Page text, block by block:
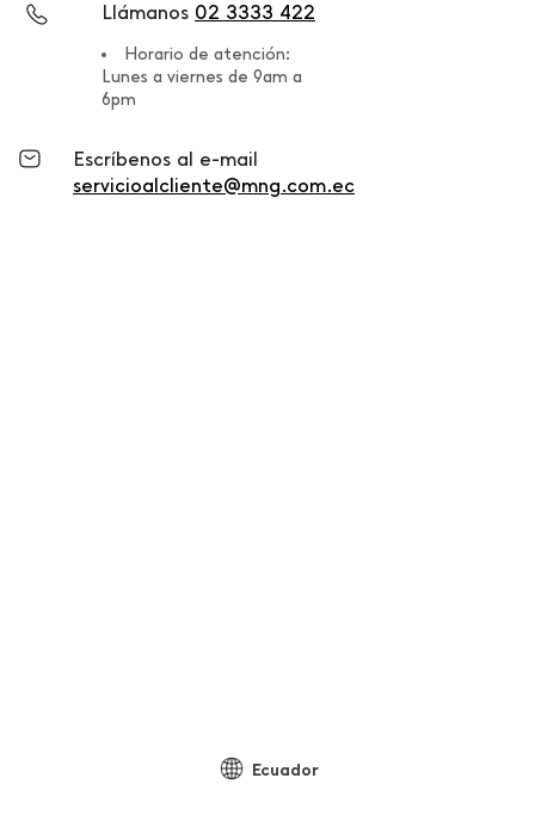
Llámanos 02 3333 422
Horario de atención:
Lunes a viernes de 9am a
6pm
Escríbenos al e-mail
servicioalcliente@mng.com.ec
Ecuador